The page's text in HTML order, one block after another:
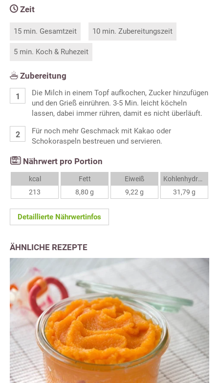
Zeit
15 min. Gesamtzeit 10 min. Zubereitungszeit
5 min. Koch & Ruhezeit
Zubereitung
Die Milch in einem Topf aufkochen, Zucker hinzufügen
und den Grieß einrühren. 3-5 Min. leicht köcheln
lassen, dabei immer rühren, damit es nicht überläuft.
Für noch mehr Geschmack mit Kakao oder
Schokoraspeln bestreuen und servieren.
Nährwert pro Portion
kcal
213
Fett
8,80 g
Eiweiß
9,22 g
Kohlenhydrate
31,79 g
Detaillierte Nährwertinfos
ÄHNLICHE REZEPTE